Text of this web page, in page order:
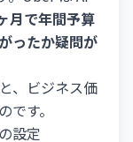
月で年間予算
ったか疑問が
、ビジネス価
す。
設定